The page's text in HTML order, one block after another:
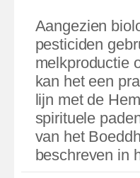
Aangezien
pesticiden
melkproductie
kan het een
lijn met de
spirituele
van het
beschreven in